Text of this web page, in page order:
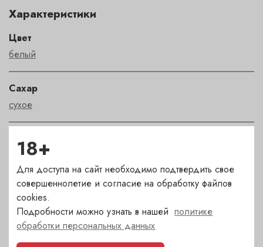
Характеристики
Цвет
белый
Сахар
сухое
Страна
Франция
Сорт
шардоне
Регион
18+
Для доступа на сайт необходимо подтвердить свое
совершеннолетие и согласие на обработку файлов
cookies.
Подробности можно узнать в нашейполитике
обработки персональных данных